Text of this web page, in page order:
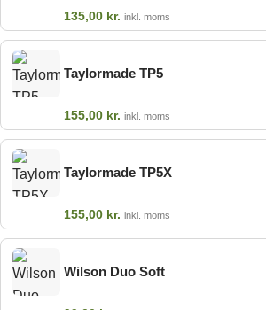
135,00 kr. inkl. moms
Taylormade TP5
155,00 kr. inkl. moms
Taylormade TP5X
155,00 kr. inkl. moms
Wilson Duo Soft